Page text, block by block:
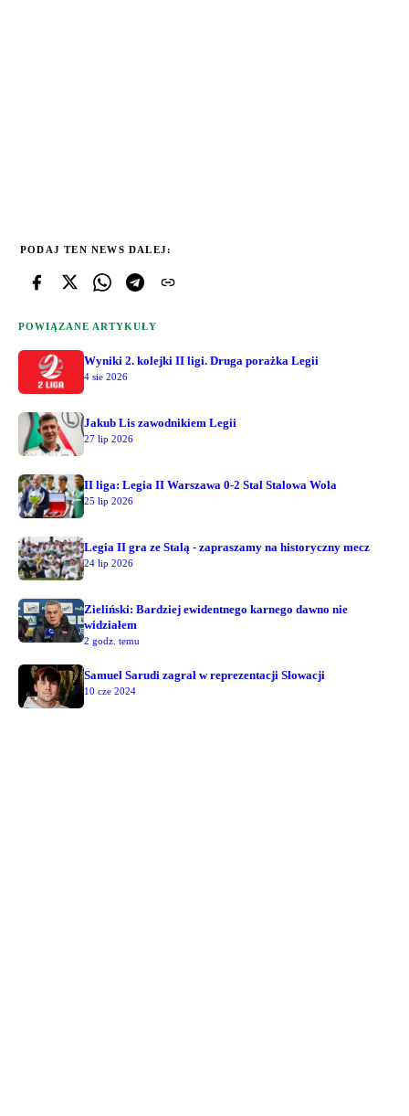
PODAJ TEN NEWS DALEJ:
POWIĄZANE ARTYKUŁY
Wyniki 2. kolejki II ligi. Druga porażka Legii
4 sie 2026
Jakub Lis zawodnikiem Legii
27 lip 2026
II liga: Legia II Warszawa 0-2 Stal Stalowa Wola
25 lip 2026
Legia II gra ze Stalą - zapraszamy na historyczny mecz
24 lip 2026
Zieliński: Bardziej ewidentnego karnego dawno nie
widziałem
2 godz. temu
Samuel Sarudi zagrał w reprezentacji Słowacji
10 cze 2024